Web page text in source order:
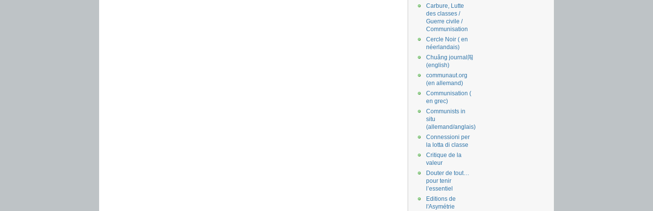
Carbure, Lutte
des classes /
Guerre civile /
Communisation
Cercle Noir ( en
néerlandais)
Chuǎng journal闯
(english)
communaut.org
(en allemand)
Communisation (
en grec)
Communists in
situ
(allemand/anglais)
Connessioni per
la lotta di classe
Critique de la
valeur
Douter de tout…
pour tenir
l’essentiel
Editions de
l'Asymétrie